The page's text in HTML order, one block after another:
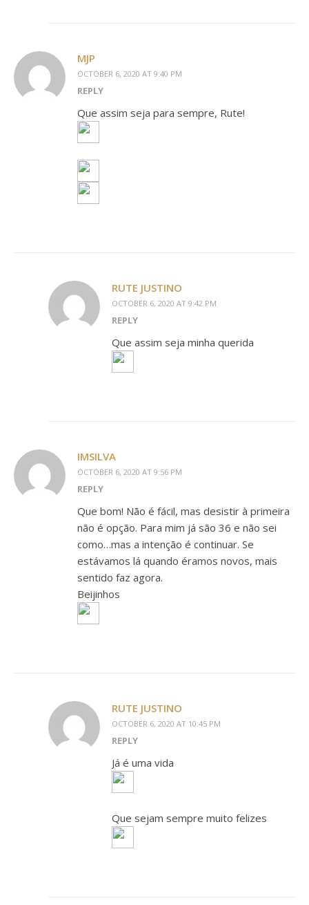
MJP
OCTOBER 6, 2020 AT 9:40 PM
REPLY
Que assim seja para sempre, Rute!
RUTE JUSTINO
OCTOBER 6, 2020 AT 9:42 PM
REPLY
Que assim seja minha querida
IMSILVA
OCTOBER 6, 2020 AT 9:56 PM
REPLY
Que bom! Não é fácil, mas desistir à primeira
não é opção. Para mim já são 36 e não sei
como…mas a intenção é continuar. Se
estávamos lá quando éramos novos, mais
sentido faz agora.
Beijinhos
RUTE JUSTINO
OCTOBER 6, 2020 AT 10:45 PM
REPLY
Já é uma vida
Que sejam sempre muito felizes